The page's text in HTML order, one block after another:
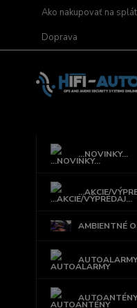
Ako nakupovať na
Doprava
...NOVINKY...
...AKCIE/
AMBIENTNÉ
AUTOALARMY
AUTOANTÉNY